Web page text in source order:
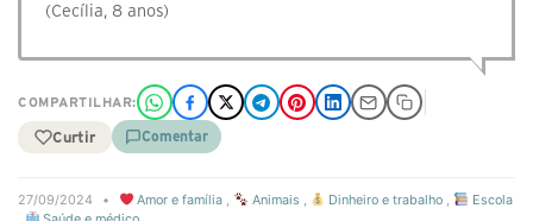
(Cecília, 8 anos)
COMPARTILHAR:
Curtir Comentar
27/09/2024 • Amor e família , Animais , Dinheiro e trabalho ,
Escola